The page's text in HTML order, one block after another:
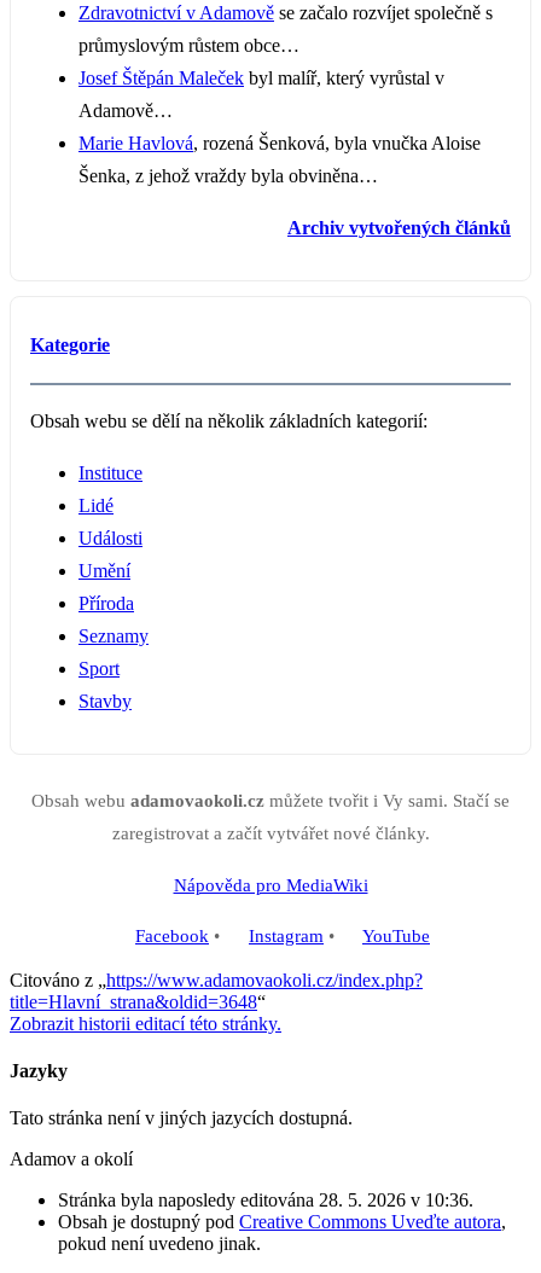
Zdravotnictví v Adamově se začalo rozvíjet společně s
průmyslovým růstem obce…
Josef Štěpán Maleček byl malíř, který vyrůstal v
Adamově…
Marie Havlová, rozená Šenková, byla vnučka Aloise
Šenka, z jehož vraždy byla obviněna…
Archiv vytvořených článků
Kategorie
Obsah webu se dělí na několik základních kategorií:
Instituce
Lidé
Události
Umění
Příroda
Seznamy
Sport
Stavby
Obsah webu adamovaokoli.cz můžete tvořit i Vy sami. Stačí se
zaregistrovat a začít vytvářet nové články.
Nápověda pro MediaWiki
Facebook • Instagram • YouTube
Citováno z „https://www.adamovaokoli.cz/index.php?
title=Hlavní_strana&oldid=3648“
Zobrazit historii editací této stránky.
Jazyky
Tato stránka není v jiných jazycích dostupná.
Adamov a okolí
Stránka byla naposledy editována 28. 5. 2026 v 10:36.
Obsah je dostupný pod Creative Commons Uveďte autora,
pokud není uvedeno jinak.